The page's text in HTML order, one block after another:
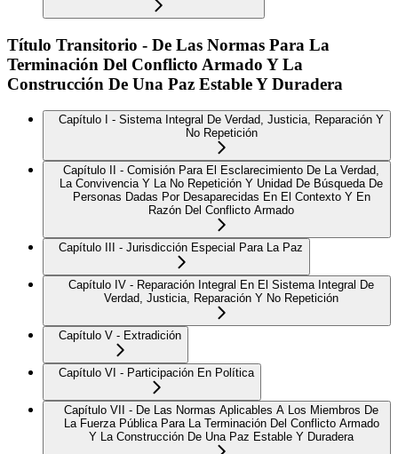
Título Transitorio - De Las Normas Para La
Terminación Del Conflicto Armado Y La
Construcción De Una Paz Estable Y Duradera
Capítulo I - Sistema Integral De Verdad, Justicia, Reparación Y
No Repetición
Capítulo II - Comisión Para El Esclarecimiento De La Verdad,
La Convivencia Y La No Repetición Y Unidad De Búsqueda De
Personas Dadas Por Desaparecidas En El Contexto Y En
Razón Del Conflicto Armado
Capítulo III - Jurisdicción Especial Para La Paz
Capítulo IV - Reparación Integral En El Sistema Integral De
Verdad, Justicia, Reparación Y No Repetición
Capítulo V - Extradición
Capítulo VI - Participación En Política
Capítulo VII - De Las Normas Aplicables A Los Miembros De
La Fuerza Pública Para La Terminación Del Conflicto Armado
Y La Construcción De Una Paz Estable Y Duradera